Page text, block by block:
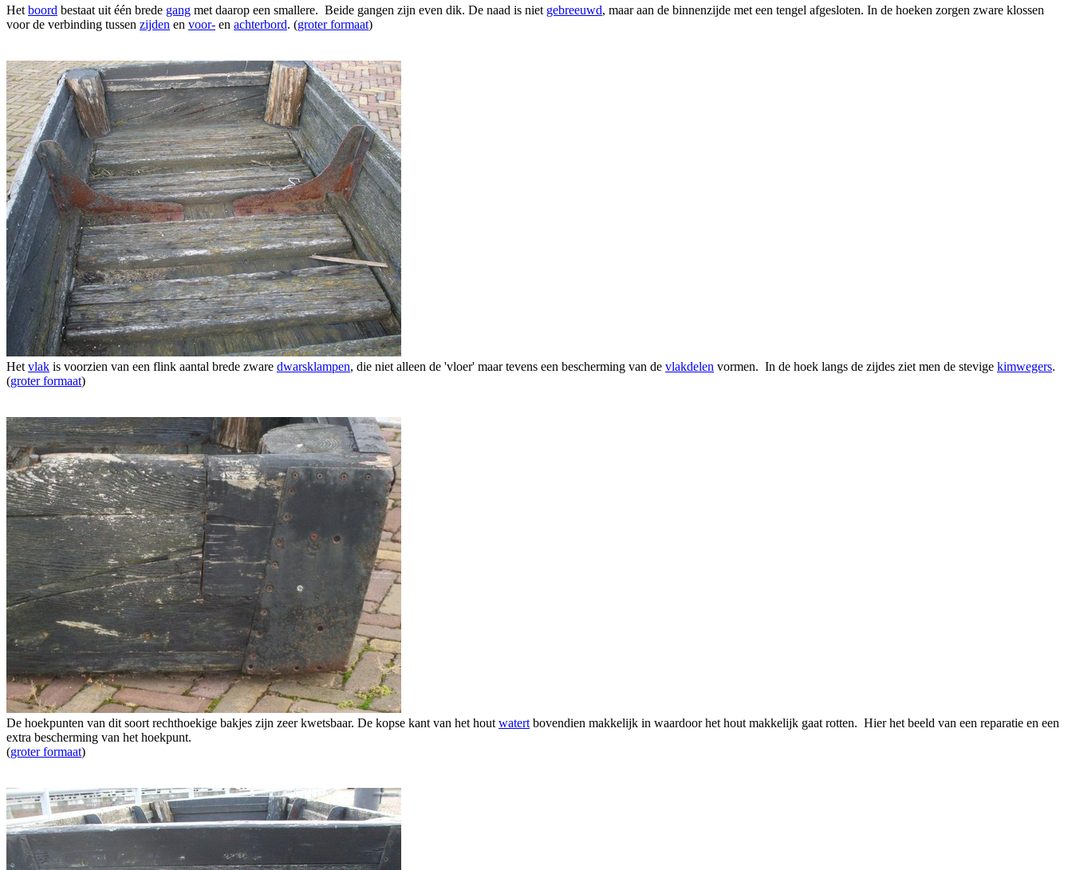
Het boord bestaat uit één brede gang met daarop een smallere. Beide gangen zijn even dik. De naad is niet gebreeuwd, maar aan de binnenzijde met een tengel afgesloten. In de hoeken zorgen zware klossen
voor de verbinding tussen zijden en voor- en achterbord. (groter formaat)
Het vlak is voorzien van een flink aantal brede zware dwarsklampen, die niet alleen de 'vloer' maar tevens een bescherming van de vlakdelen vormen. In de hoek langs de zijdes ziet men de stevige kimwegers.
(groter formaat)
De hoekpunten van dit soort rechthoekige bakjes zijn zeer kwetsbaar. De kopse kant van het hout watert bovendien makkelijk in waardoor het hout makkelijk gaat rotten. Hier het beeld van een reparatie en een
extra bescherming van het hoekpunt.
(groter formaat)